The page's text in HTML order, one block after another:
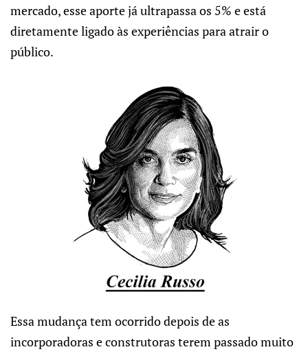
mercado, esse aporte já ultrapassa os 5% e está
diretamente ligado às experiências para atrair o
público.
Essa mudança tem ocorrido depois de as
incorporadoras e construtoras terem passado muito